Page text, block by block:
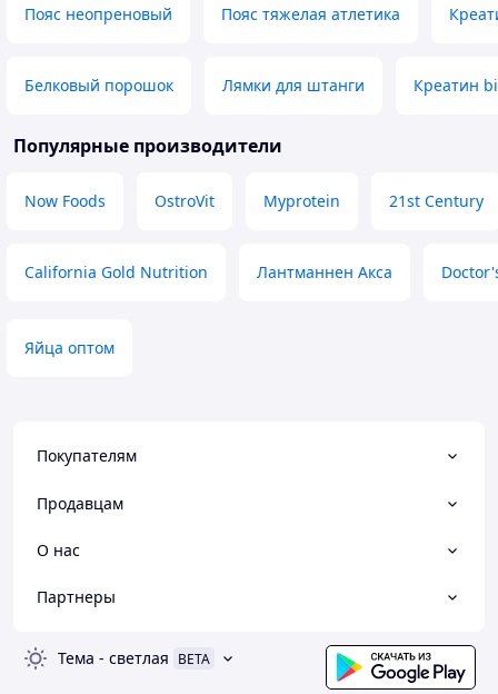
Пояс неопреновый Пояс тяжелая атлетика
Белковый порошок Лямки для штанги Креатин
Популярные производители
Now Foods OstroVit Myprotein 21st Century
California Gold Nutrition Лантманнен Акса
Яйца оптом
Покупателям
Продавцам
О нас
Партнеры
Тема - светлая BETA